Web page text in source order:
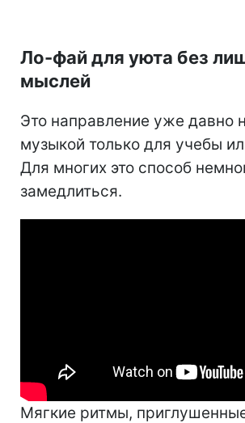
Ло-фай для уюта без
мыслей
Это направление уже давно
музыкой только для учебы
Для многих это способ
замедлиться.
Мягкие ритмы,